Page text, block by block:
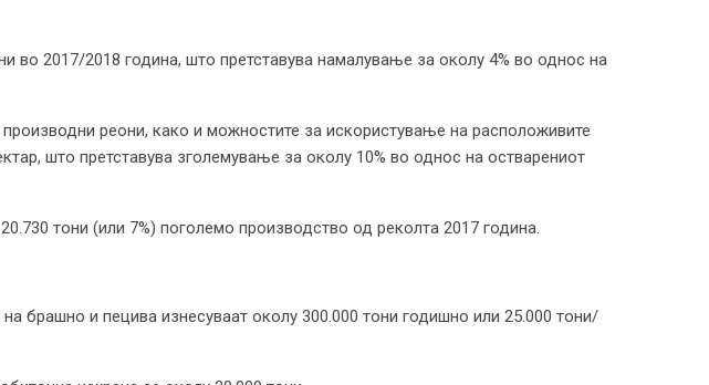
во 2017/2018 година, што претставува намалување за околу 4% во однос на
реони, како и можностите за искористување на расположивите
што претставува зголемување за околу 10% во однос на остварениот
тони (или 7%) поголемо производство од реколта 2017 година.
брашно и пецива изнесуваат околу 300.000 тони годишно или 25.000 тони/